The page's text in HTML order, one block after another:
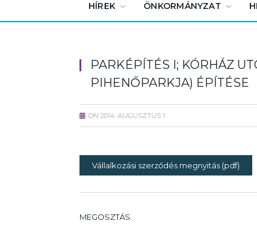
HÍREK ÖNKORMÁNYZAT
PARKÉPÍTÉS I; KÓRHÁZ
PIHENŐPARKJA) ÉPÍTÉSE
ON 2014. AUGUSZTUS 1.
Vállalkozási szerződés megnyitás (pdf)
MEGOSZTÁS.